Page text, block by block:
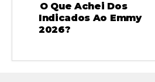
O Que Achei Dos
Indicados Ao Emmy
2026?